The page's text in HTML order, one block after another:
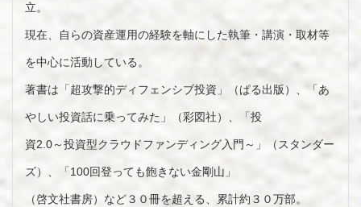
立。
現在、自らの資産運用の経験を軸にした執筆・講演・取材等
を中心に活動している。
著書は「超攻撃的ディフェンシブ投資」（ぱる出版）、「あ
やしい投資話に乗ってみた」（彩図社）、「投
資2.0～投資型クラウドファンディング入門～」（スタンダー
ズ）、「100回登っても飽きない金剛山」
（啓文社書房）など３０冊を超える、累計約３０万部。